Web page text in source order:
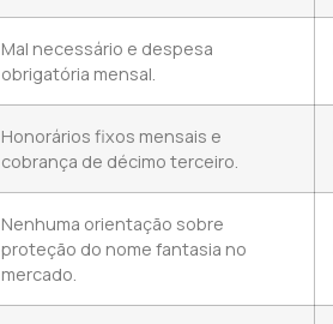
Mal necessário e despesa
obrigatória mensal.
Honorários fixos mensais e
cobrança de décimo terceiro.
Nenhuma orientação sobre
proteção do nome fantasia no
mercado.